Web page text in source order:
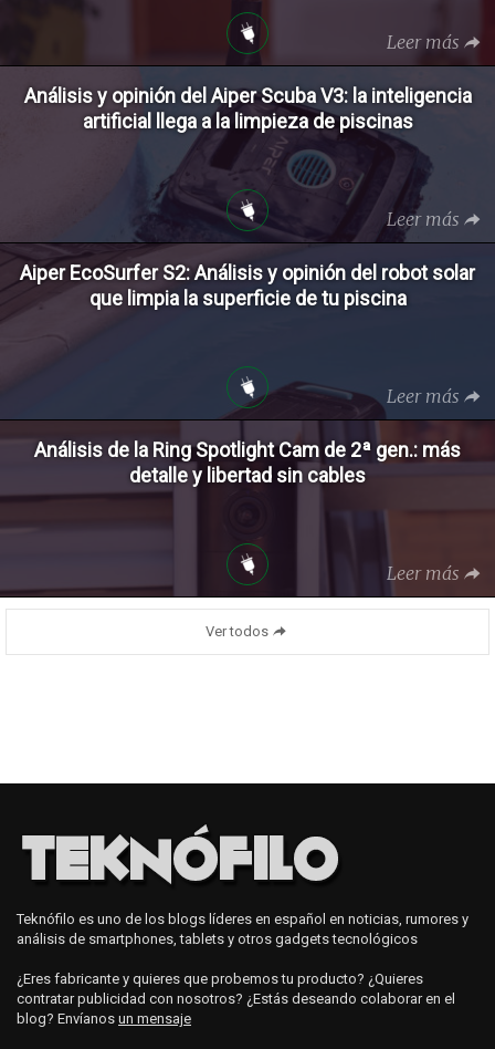
Leer más
Análisis y opinión del Aiper Scuba V3: la inteligencia
artificial llega a la limpieza de piscinas
Leer más
Aiper EcoSurfer S2: Análisis y opinión del robot solar
que limpia la superficie de tu piscina
Leer más
Análisis de la Ring Spotlight Cam de 2ª gen.: más
detalle y libertad sin cables
Leer más
Ver todos
Teknófilo es uno de los blogs líderes en español en noticias, rumores y
análisis de smartphones, tablets y otros gadgets tecnológicos
¿Eres fabricante y quieres que probemos tu producto? ¿Quieres
contratar publicidad con nosotros? ¿Estás deseando colaborar en el
blog? Envíanos un mensaje